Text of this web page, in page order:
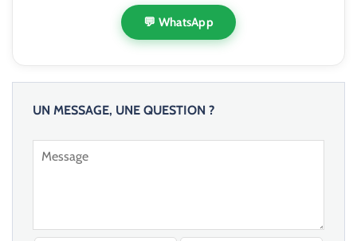
💬 WhatsApp
UN MESSAGE, UNE QUESTION ?